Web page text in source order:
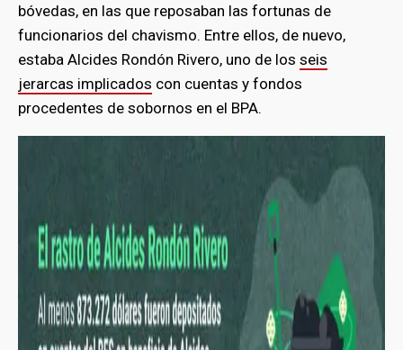
bóvedas, en las que reposaban las fortunas de
funcionarios del chavismo. Entre ellos, de nuevo,
estaba Alcides Rondón Rivero, uno de los seis
jerarcas implicados con cuentas y fondos
procedentes de sobornos en el BPA.